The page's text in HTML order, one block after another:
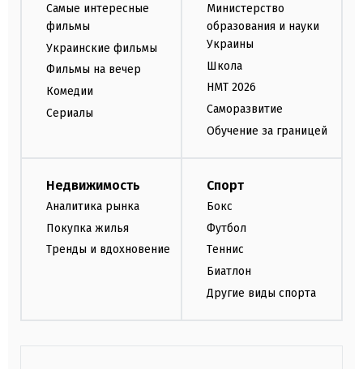
Самые интересные
фильмы
Украинские фильмы
Фильмы на вечер
Комедии
Сериалы
Министерство
образования и науки
Украины
Школа
НМТ 2026
Саморазвитие
Обучение за границей
Недвижимость
Аналитика рынка
Покупка жилья
Тренды и вдохновение
Спорт
Бокс
Футбол
Теннис
Биатлон
Другие виды спорта